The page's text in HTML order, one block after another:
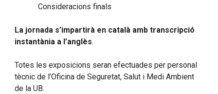
Consideracions finals
La jornada s’impartirà en català amb transcripció
instantània a l’anglès.
Totes les exposicions seran efectuades per personal
tècnic de l’Oficina de Seguretat, Salut i Medi Ambient
de la UB.